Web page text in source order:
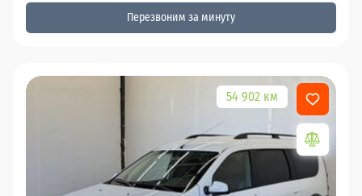
Перезвоним за минуту
54 902 км